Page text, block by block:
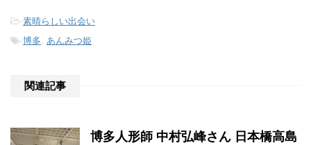
-素晴らしい出会い
-博多, あんみつ姫
関連記事
博多人形師 中村弘峰さん 日本橋高島